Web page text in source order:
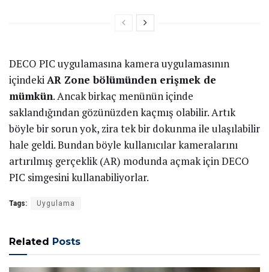
DECO PIC uygulamasına kamera uygulamasının
içindekiAR Zone bölümünden erişmek de
mümkün. Ancak birkaç menünün içinde
saklandığından gözünüzden kaçmış olabilir. Artık
böyle bir sorun yok, zira tek bir dokunma ile ulaşılabilir
hale geldi. Bundan böyle kullanıcılar kameralarını
artırılmış gerçeklik (AR) modunda açmak için DECO
PIC simgesini kullanabiliyorlar.
Tags: Uygulama
Related Posts